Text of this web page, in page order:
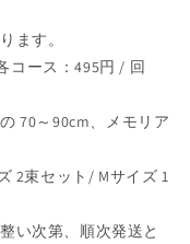
ます。
コース：495円 / 回
70～90cm、メモリア
2束セット/ Mサイズ 1
い次第、順次発送と